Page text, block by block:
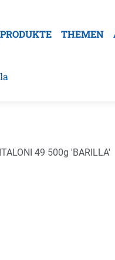
PRODUKTE THEMEN
überspringen